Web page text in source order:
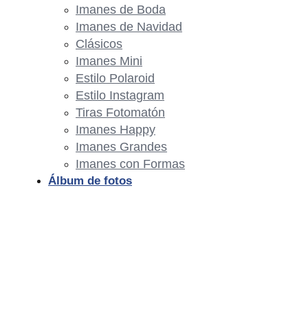
Imanes de Boda
Imanes de Navidad
Clásicos
Imanes Mini
Estilo Polaroid
Estilo Instagram
Tiras Fotomatón
Imanes Happy
Imanes Grandes
Imanes con Formas
Álbum de fotos